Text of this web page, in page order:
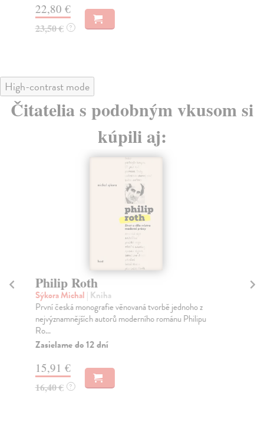
22,80 €
23,50 € ?
High-contrast mode
Čitatelia s podobným vkusom si
kúpili aj:
Philip Roth
Sýkora Michal | Kniha
První česká monografie věnovaná tvorbě jednoho z
nejvýznamnějších autorů moderního románu Philipu
Ro...
Zasielame do 12 dní
15,91 €
16,40 € ?